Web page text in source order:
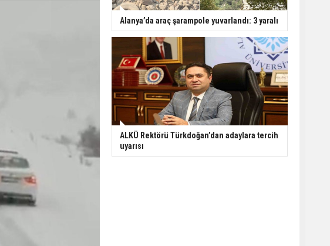
Alanya’da araç şarampole yuvarlandı: 3 yaralı
ALKÜ Rektörü Türkdoğan’dan adaylara tercih
uyarısı